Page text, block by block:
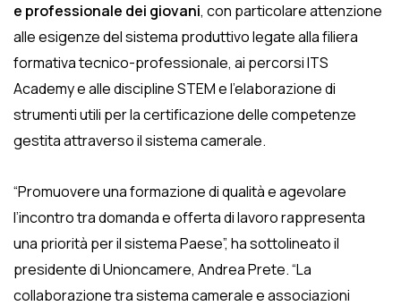
e professionale dei giovani, con particolare attenzione
alle esigenze del sistema produttivo legate alla filiera
formativa tecnico-professionale, ai percorsi ITS
Academy e alle discipline STEM e l’elaborazione di
strumenti utili per la certificazione delle competenze
gestita attraverso il sistema camerale.
“Promuovere una formazione di qualità e agevolare
l’incontro tra domanda e offerta di lavoro rappresenta
una priorità per il sistema Paese”, ha sottolineato il
presidente di Unioncamere, Andrea Prete. “La
collaborazione tra sistema camerale e associazioni